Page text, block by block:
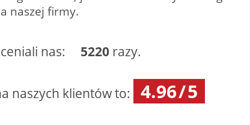
naszej firmy.
nas: 5220 razy.
naszych klientów to: 4.96/5